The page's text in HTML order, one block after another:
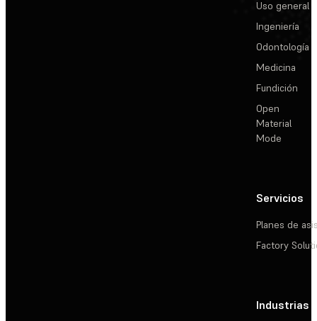
Uso general
Ingeniería
Odontología
Medicina
Fundición
Open
Material
Mode
Servicios
Planes de
Factory
Industrias